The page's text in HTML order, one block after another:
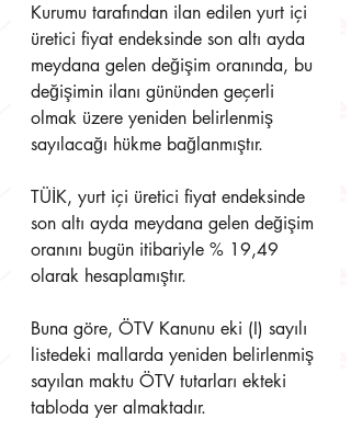
Kurumu tarafından ilan edilen yurt içi
üretici fiyat endeksinde son altı ayda
meydana gelen değişim oranında, bu
değişimin ilanı gününden geçerli
olmak üzere yeniden belirlenmiş
sayılacağı hükme bağlanmıştır.
TÜİK, yurt içi üretici fiyat endeksinde
son altı ayda meydana gelen değişim
oranını bugün itibariyle % 19,49
olarak hesaplamıştır.
Buna göre, ÖTV Kanunu eki (I) sayılı
listedeki mallarda yeniden belirlenmiş
sayılan maktu ÖTV tutarları ekteki
tabloda yer almaktadır.